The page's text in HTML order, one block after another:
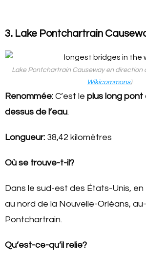
3. Lake Pontchartrain
Lake Pontchartrain Causeway en direction
Wikicommons)
Renommée: C’est le plus long pont
dessus de l’eau.
Longueur: 38,42 kilomètres
Où se trouve-t-il?
Dans le sud-est des États-Unis, en
au nord de la Nouvelle-Orléans,
Pontchartrain.
Qu’est-ce-qu’il relie?